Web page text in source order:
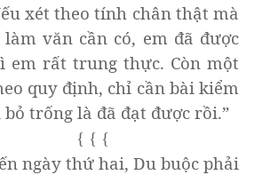
xét theo tính chân thật mà
văn cần có, em đã được
em rất trung thực. Còn một
quy định, chỉ cần bài kiểm
trống là đã đạt được rồi.”
{ { {
ngày thứ hai, Du buộc phải